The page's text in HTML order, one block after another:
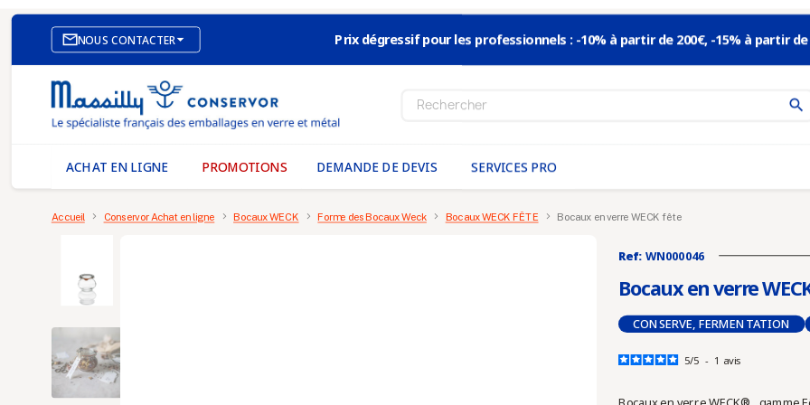
NOUS CONTACTER
SITE E-COMMERCE
NOS AGENCES
MASSILLY CONSERVOR
Prix dégressif pour les professionnels : -10% à partir de 200€, -15% à partir de
search
ACHAT EN LIGNE PROMOTIONS DEMANDE DE DEVIS SERVICES PRO
Accueil Conservor Achat en ligne Bocaux WECK Forme des Bocaux Weck Bocaux WECK FÊTE Bocaux en verre WECK fête
Ref: WN000046
Bocaux en verre
CONSERVE, FERMENTATION
5/5 - 1 avis